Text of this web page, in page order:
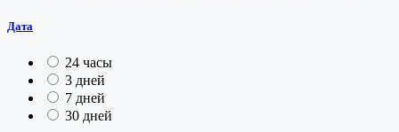
Дата
24 часы
3 дней
7 дней
30 дней